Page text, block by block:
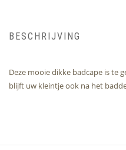
BESCHRIJVING
Deze mooie dikke badcape is te
blijft uw kleintje ook na het